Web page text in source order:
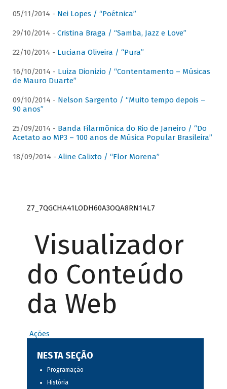
05/11/2014 - Nei Lopes / “Poétnica”
29/10/2014 - Cristina Braga / “Samba, Jazz e Love”
22/10/2014 - Luciana Oliveira / “Pura”
16/10/2014 - Luiza Dionizio / “Contentamento – Músicas
de Mauro Duarte”
09/10/2014 - Nelson Sargento / “Muito tempo depois –
90 anos”
25/09/2014 - Banda Filarmônica do Rio de Janeiro / “Do
Acetato ao MP3 – 100 anos de Música Popular Brasileira”
18/09/2014 - Aline Calixto / “Flor Morena”
Z7_7QGCHA41LODH60A3OQA8RN14L7
Visualizador
do Conteúdo
da Web
Ações
NESTA SEÇÃO
Programação
História